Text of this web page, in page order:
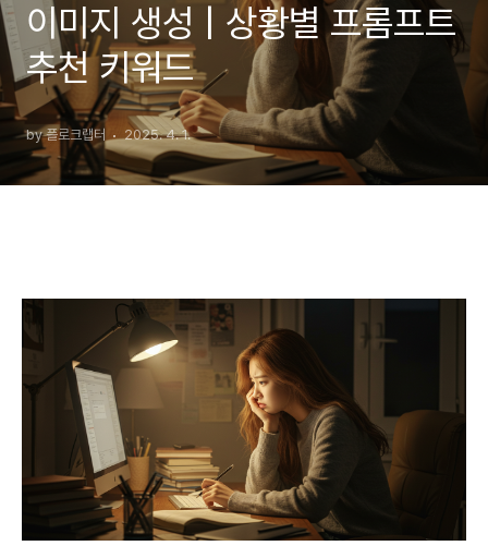
이미지 생성 | 상황별 프롬프트
추천 키워드
by 플로크랩터 2025. 4. 1.